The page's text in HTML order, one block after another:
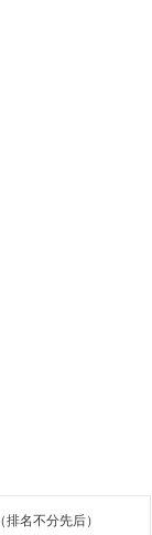
（排名不分先后）